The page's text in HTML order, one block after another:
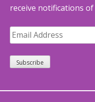
receive notifications
Email
Address
Subscribe